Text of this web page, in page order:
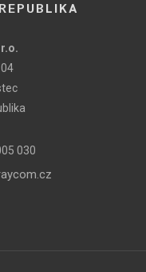
030